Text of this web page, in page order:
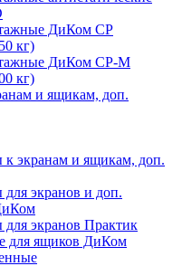
ДиКом СР
кг)
ДиКом СР-М
кг)
и ящикам, доп.
к экранам и ящикам, доп.
для экранов и доп.
для экранов Практик
для ящиков ДиКом